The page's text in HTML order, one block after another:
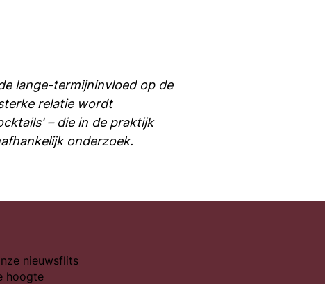
lange-termijninvloed op de
relatie wordt
– die in de praktijk
onderzoek.
nieuwsflits
hoogte